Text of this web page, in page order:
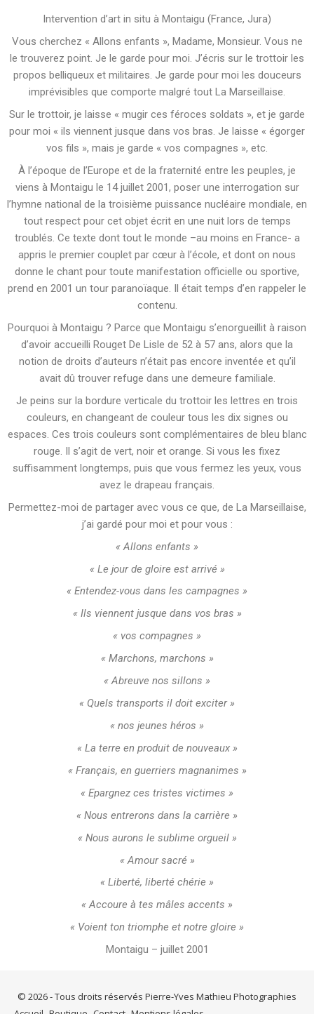
Intervention d’art in situ à Montaigu (France, Jura)
Vous cherchez « Allons enfants », Madame, Monsieur. Vous ne
le trouverez point. Je le garde pour moi. J’écris sur le trottoir les
propos belliqueux et militaires. Je garde pour moi les douceurs
imprévisibles que comporte malgré tout La Marseillaise.
Sur le trottoir, je laisse « mugir ces féroces soldats », et je garde
pour moi « ils viennent jusque dans vos bras. Je laisse « égorger
vos fils », mais je garde « vos compagnes », etc.
À l’époque de l’Europe et de la fraternité entre les peuples, je
viens à Montaigu le 14 juillet 2001, poser une interrogation sur
l’hymne national de la troisième puissance nucléaire mondiale, en
tout respect pour cet objet écrit en une nuit lors de temps
troublés. Ce texte dont tout le monde –au moins en France- a
appris le premier couplet par cœur à l’école, et dont on nous
donne le chant pour toute manifestation officielle ou sportive,
prend en 2001 un tour paranoïaque. Il était temps d’en rappeler le
contenu.
Pourquoi à Montaigu ? Parce que Montaigu s’enorgueillit à raison
d’avoir accueilli Rouget De Lisle de 52 à 57 ans, alors que la
notion de droits d’auteurs n’était pas encore inventée et qu’il
avait dû trouver refuge dans une demeure familiale.
Je peins sur la bordure verticale du trottoir les lettres en trois
couleurs, en changeant de couleur tous les dix signes ou
espaces. Ces trois couleurs sont complémentaires de bleu blanc
rouge. Il s’agit de vert, noir et orange. Si vous les fixez
suffisamment longtemps, puis que vous fermez les yeux, vous
avez le drapeau français.
Permettez-moi de partager avec vous ce que, de La Marseillaise,
j’ai gardé pour moi et pour vous :
« Allons enfants »
« Le jour de gloire est arrivé »
« Entendez-vous dans les campagnes »
« Ils viennent jusque dans vos bras »
« vos compagnes »
« Marchons, marchons »
« Abreuve nos sillons »
« Quels transports il doit exciter »
« nos jeunes héros »
« La terre en produit de nouveaux »
« Français, en guerriers magnanimes »
« Epargnez ces tristes victimes »
« Nous entrerons dans la carrière »
« Nous aurons le sublime orgueil »
« Amour sacré »
« Liberté, liberté chérie »
« Accoure à tes mâles accents »
« Voient ton triomphe et notre gloire »
Montaigu – juillet 2001
© 2026 - Tous droits réservés Pierre-Yves Mathieu Photographies